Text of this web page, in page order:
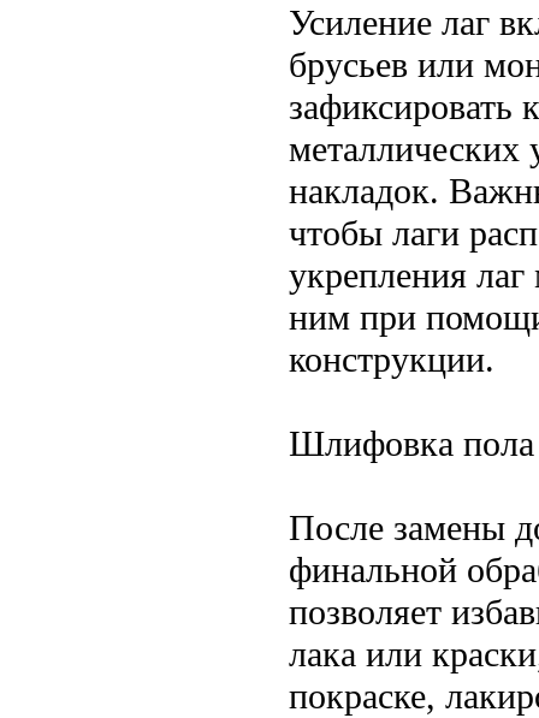
Усиление лаг
брусьев или
металлических
накладок.
чтобы лаги
укрепления
ним при
конструкции.
Шлифовка пола
После замены
финальной
позволяет
лака или
покраске,